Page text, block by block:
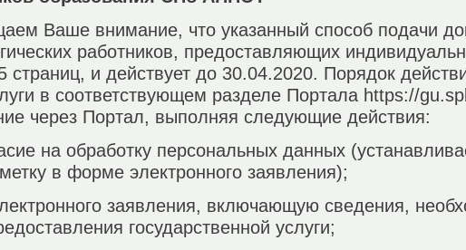
Ваше внимание, что указанный способ подачи
работников, предоставляющих
и действует до 30.04.2020. Порядок
в соответствующем разделе Портала https://
через Портал, выполняя следующие действия:
на обработку персональных данных
в форме электронного заявления);
заявления, включающую сведения,
государственной услуги;